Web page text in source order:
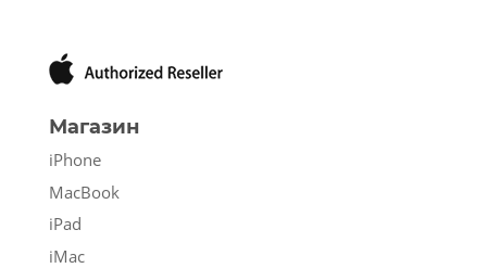
Магазин
iPhone
MacBook
iPad
iMac